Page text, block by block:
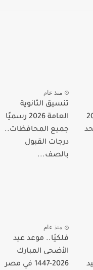
منذ عام
تنسيق الثانوية
العامة 2026 رسميًا
جميع المحافظات..
درجات القبول
بالصف...
منذ عام
فلكيًا.. موعد عيد
الأضحى المبارك
2026-1447 في مصر